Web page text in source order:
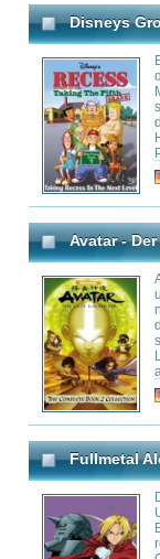
handelt, sollen
welcher dies
Genre:
Die Simpsons
Homer ist der
ihn sich vorstellt,
er sie. Am
Stammkneipe,
geliebtes Duff-
Fernseher und
arbeite – naja,
Genre:
Invincible
An adult
comic about a
superhero on
Genre:
Haikyuu!!
Hinata Shouyou,
plötzliche Liebe
nationales
hatte.
werden ...